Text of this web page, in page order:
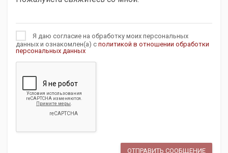
Я даю согласие на обработку моих персональных
данных и ознакомлен(а) с политикой в отношении обработки
персональных данных